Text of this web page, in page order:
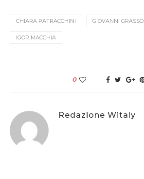
CHIARA PATRACCHINI GIOVANNI GRASSO
IGOR MACCHIA
0
Redazione Witaly